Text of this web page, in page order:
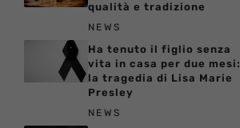
qualità e tradizione
NEWS
Ha tenuto il figlio senza
vita in casa per due mesi:
la tragedia di Lisa Marie
Presley
NEWS